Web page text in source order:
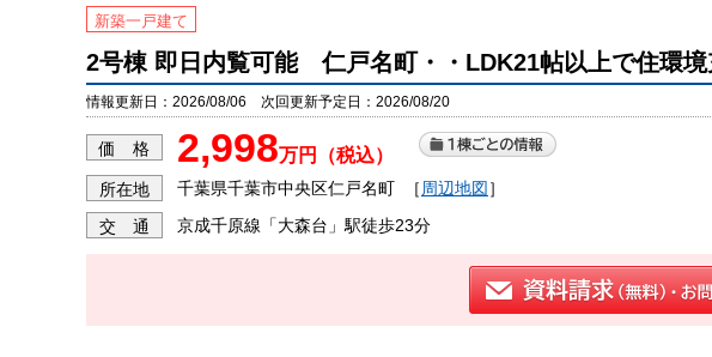
新築一戸建て
2号棟 即日内覧可能 仁戸名町・・LDK21帖以上で住環境
情報更新日：2026/08/06 次回更新予定日：2026/08/20
価 格 2,998万円（税込）
所在地 千葉県千葉市中央区仁戸名町 ［ 周辺地図］
交 通 京成千原線「大森台」駅徒歩23分